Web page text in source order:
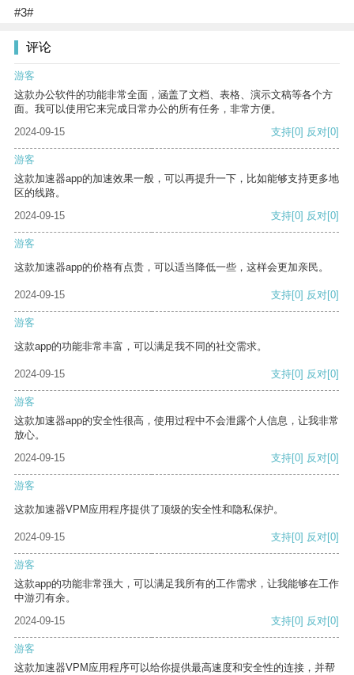
#3#
评论
游客
这款办公软件的功能非常全面，涵盖了文档、表格、演示文稿等各个方
面。我可以使用它来完成日常办公的所有任务，非常方便。
2024-09-15
支持[0] 反对[0]
游客
这款加速器app的加速效果一般，可以再提升一下，比如能够支持更多地
区的线路。
2024-09-15
支持[0] 反对[0]
游客
这款加速器app的价格有点贵，可以适当降低一些，这样会更加亲民。
2024-09-15 支持[0] 反对[0]
游客
这款app的功能非常丰富，可以满足我不同的社交需求。
2024-09-15 支持[0] 反对[0]
游客
这款加速器app的安全性很高，使用过程中不会泄露个人信息，让我非常
放心。
2024-09-15
支持[0] 反对[0]
游客
这款加速器VPM应用程序提供了顶级的安全性和隐私保护。
2024-09-15 支持[0] 反对[0]
游客
这款app的功能非常强大，可以满足我所有的工作需求，让我能够在工作
中游刃有余。
2024-09-15
支持[0] 反对[0]
游客
这款加速器VPM应用程序可以给你提供最高速度和安全性的连接，并帮